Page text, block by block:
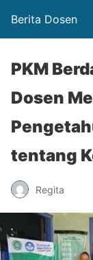
Berita Dosen
PKM
Dosen
tentang
Regita